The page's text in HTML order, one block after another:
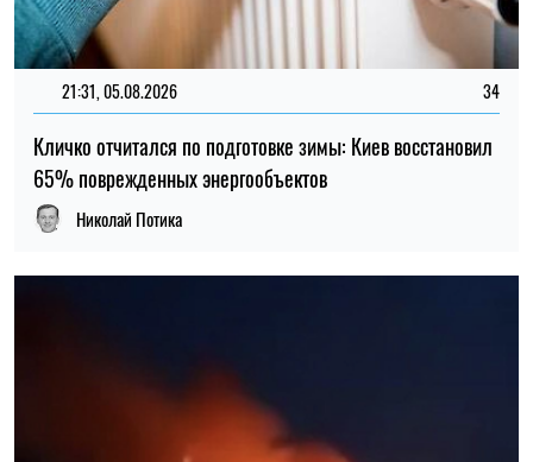
14:59, 04.08.2026
логистики российских войск